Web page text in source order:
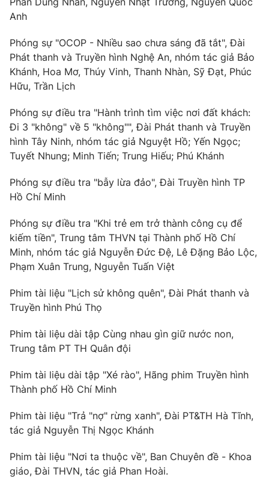
Anh
Phóng sự "OCOP - Nhiều sao chưa sáng đã tắt", Đài
Phát thanh và Truyền hình Nghệ An, nhóm tác giả Bảo
Khánh, Hoa Mơ, Thúy Vinh, Thanh Nhàn, Sỹ Đạt, Phúc
Hữu, Trần Lịch
Phóng sự điều tra "Hành trình tìm việc nơi đất khách:
Đi 3 "không" về 5 "không"", Đài Phát thanh và Truyền
hình Tây Ninh, nhóm tác giả Nguyệt Hồ; Yến Ngọc;
Tuyết Nhung; Minh Tiến; Trung Hiếu; Phú Khánh
Phóng sự điều tra "bẫy lừa đảo", Đài Truyền hình TP
Hồ Chí Minh
Phóng sự điều tra "Khi trẻ em trở thành công cụ để
kiếm tiền", Trung tâm THVN tại Thành phố Hồ Chí
Minh, nhóm tác giả Nguyễn Đức Đệ, Lê Đặng Bảo Lộc,
Phạm Xuân Trung, Nguyễn Tuấn Việt
Phim tài liệu "Lịch sử không quên", Đài Phát thanh và
Truyền hình Phú Thọ
Phim tài liệu dài tập Cùng nhau gìn giữ nước non,
Trung tâm PT TH Quân đội
Phim tài liệu dài tập "Xé rào", Hãng phim Truyền hình
Thành phố Hồ Chí Minh
Phim tài liệu "Trả "nợ" rừng xanh", Đài PT&TH Hà Tĩnh,
tác giả Nguyễn Thị Ngọc Khánh
Phim tài liệu "Nơi ta thuộc về", Ban Chuyên đề - Khoa
giáo, Đài THVN, tác giả Phan Hoài.